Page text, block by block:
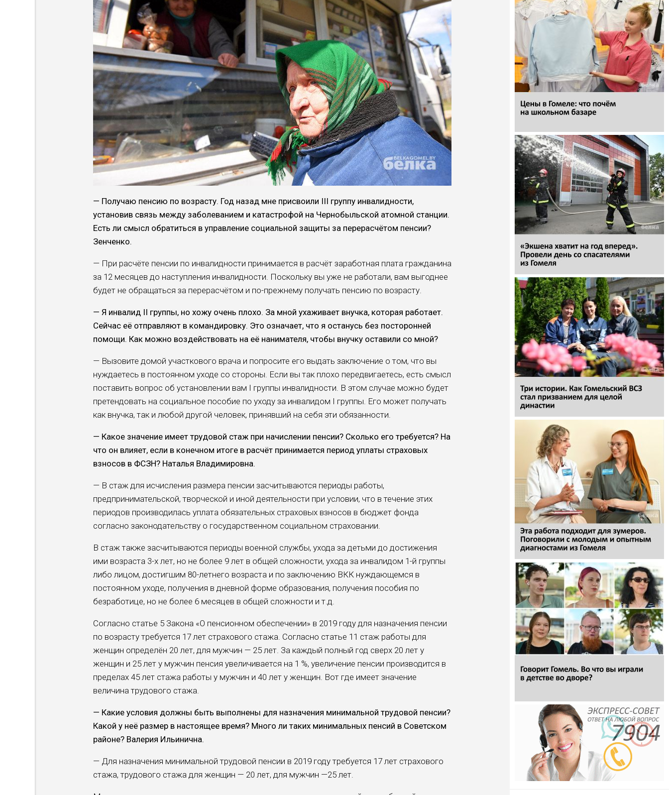
— Получаю пенсию по возрасту. Год назад мне присвоили III группу инвалидности,
установив связь между заболеванием и катастрофой на Чернобыльской атомной станции.
Есть ли смысл обратиться в управление социальной защиты за перерасчётом пенсии?
Зенченко.
— При расчёте пенсии по инвалидности принимается в расчёт заработная плата гражданина
за 12 месяцев до наступления инвалидности. Поскольку вы уже не работали, вам выгоднее
будет не обращаться за перерасчётом и по-прежнему получать пенсию по возрасту.
— Я инвалид II группы, но хожу очень плохо. За мной ухаживает внучка, которая работает.
Сейчас её отправляют в командировку. Это означает, что я останусь без посторонней
помощи. Как можно воздействовать на её нанимателя, чтобы внучку оставили со мной?
— Вызовите домой участкового врача и попросите его выдать заключение о том, что вы
нуждаетесь в постоянном уходе со стороны. Если вы так плохо передвигаетесь, есть смысл
поставить вопрос об установлении вам I группы инвалидности. В этом случае можно будет
претендовать на социальное пособие по уходу за инвалидом I группы. Его может получать
как внучка, так и любой другой человек, принявший на себя эти обязанности.
— Какое значение имеет трудовой стаж при начислении пенсии? Сколько его требуется? На
что он влияет, если в конечном итоге в расчёт принимается период уплаты страховых
взносов в ФСЗН? Наталья Владимировна.
— В стаж для исчисления размера пенсии засчитываются периоды работы,
предпринимательской, творческой и иной деятельности при условии, что в течение этих
периодов производилась уплата обязательных страховых взносов в бюджет фонда
согласно законодательству о государственном социальном страховании.
В стаж также засчитываются периоды военной службы, ухода за детьми до достижения
ими возраста 3-х лет, но не более 9 лет в общей сложности, ухода за инвалидом 1-й группы
либо лицом, достигшим 80-летнего возраста и по заключению ВКК нуждающемся в
постоянном уходе, получения в дневной форме образования, получения пособия по
безработице, но не более 6 месяцев в общей сложности и т.д.
Согласно статье 5 Закона «О пенсионном обеспечении» в 2019 году для назначения пенсии
по возрасту требуется 17 лет страхового стажа. Согласно статье 11 стаж работы для
женщин определён 20 лет, для мужчин — 25 лет. За каждый полный год сверх 20 лет у
женщин и 25 лет у мужчин пенсия увеличивается на 1 %, увеличение пенсии производится в
пределах 45 лет стажа работы у мужчин и 40 лет у женщин. Вот где имеет значение
величина трудового стажа.
— Какие условия должны быть выполнены для назначения минимальной трудовой пенсии?
Какой у неё размер в настоящее время? Много ли таких минимальных пенсий в Советском
районе? Валерия Ильинична.
— Для назначения минимальной трудовой пенсии в 2019 году требуется 17 лет страхового
стажа, трудового стажа для женщин — 20 лет, для мужчин —25 лет.